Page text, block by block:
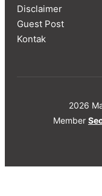
Disclaimer
Guest Post
Kontak
2026
Member